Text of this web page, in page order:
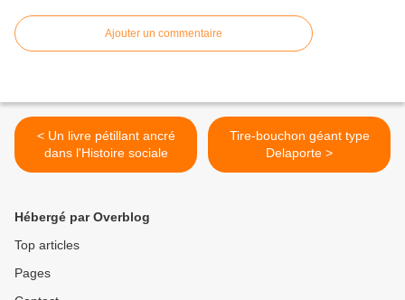
Ajouter un commentaire
< Un livre pétillant ancré
dans l'Histoire sociale
Tire-bouchon géant type
Delaporte >
Hébergé par Overblog
Top articles
Pages